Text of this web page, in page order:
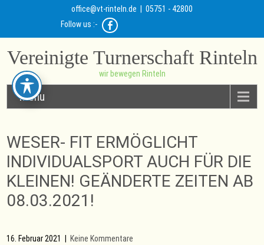
office@vt-rinteln.de | 05751 - 42800
Follow us :-
Vereinigte Turnerschaft Rinteln
wir bewegen Rinteln
Menu
WESER- FIT ERMÖGLICHT
INDIVIDUALSPORT AUCH FÜR DIE
KLEINEN! GEÄNDERTE ZEITEN AB
08.03.2021!
16. Februar 2021 Keine Kommentare